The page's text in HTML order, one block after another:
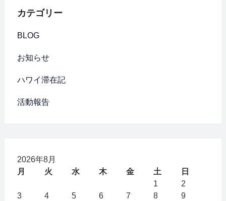
カテゴリー
BLOG
お知らせ
ハワイ滞在記
活動報告
2026年8月
月
火 水 木 金 土
日
1
2
3
4 5 6 7 8
9